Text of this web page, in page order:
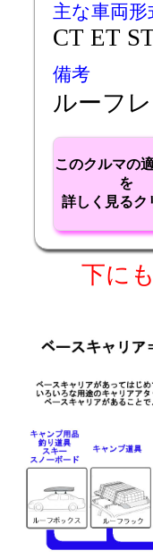
主な車両形
CT ET
備考
ルーフ
このクルマの
を
詳しく見るク
下に